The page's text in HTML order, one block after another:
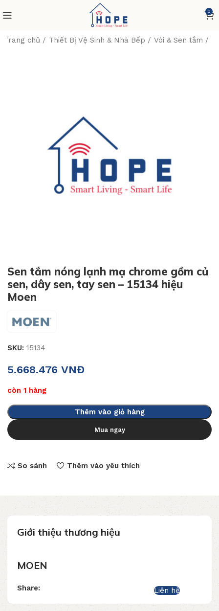
0
Trang chủ Thiết Bị Vệ Sinh & Nhà Bếp Vòi & Sen tắm
Sen tắm nóng lạnh mạ chrome gồm củ
sen, dây sen, tay sen – 15134 hiệu
Moen
SKU: 15134
5.668.476 VNĐ
còn 1 hàng
Thêm vào giỏ hàng
Mua ngay
So sánh Thêm vào yêu thích
Giới thiệu thương hiệu
MOEN
Share: Liên hệ